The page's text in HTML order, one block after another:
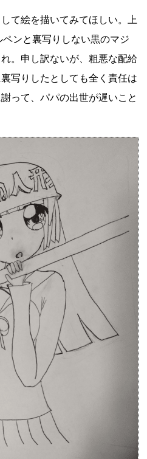
て絵を描いてみてほしい。上
ンと裏写りしない黒のマジ
。申し訳ないが、粗悪な配給
写りしたとしても全く責任は
って、パパの出世が遅いこと